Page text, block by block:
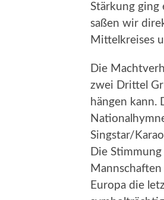
Stärkung ging
saßen wir
Mittelkreises
Die
zwei Drittel
hängen kann.
Singstar/
Die
Europa die